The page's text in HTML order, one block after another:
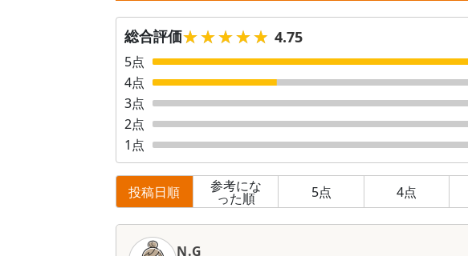
総合評価★★★★★
★★★★★ 4.75
5点
4点
3点
2点
1 点
投稿日順 参考にな
った順 5点 4点
N.G